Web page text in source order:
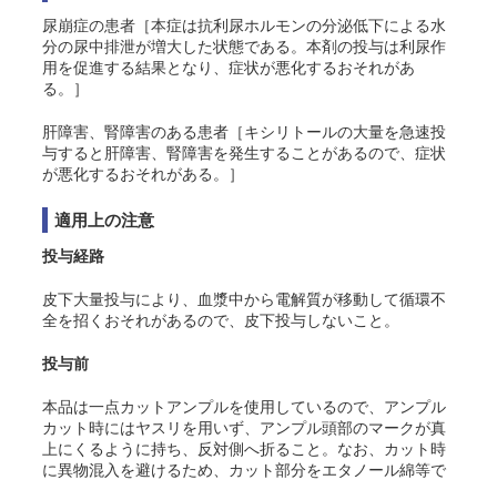
尿崩症の患者［本症は抗利尿ホルモンの分泌低下による水
分の尿中排泄が増大した状態である。本剤の投与は利尿作
用を促進する結果となり、症状が悪化するおそれがあ
る。］
肝障害、腎障害のある患者［キシリトールの大量を急速投
与すると肝障害、腎障害を発生することがあるので、症状
が悪化するおそれがある。］
適用上の注意
投与経路
皮下大量投与により、血漿中から電解質が移動して循環不
全を招くおそれがあるので、皮下投与しないこと。
投与前
本品は一点カットアンプルを使用しているので、アンプル
カット時にはヤスリを用いず、アンプル頭部のマークが真
上にくるように持ち、反対側へ折ること。なお、カット時
に異物混入を避けるため、カット部分をエタノール綿等で